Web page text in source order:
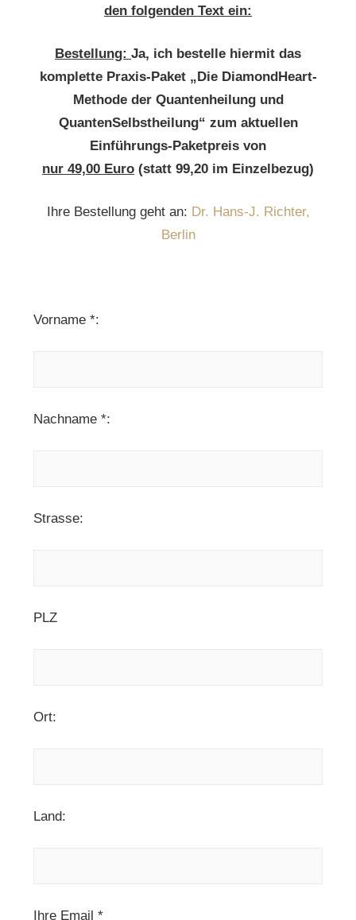
den folgenden Text ein:
Bestellung: Ja, ich bestelle hiermit das
komplette Praxis-Paket „Die DiamondHeart-
Methode der Quantenheilung und
QuantenSelbstheilung“ zum aktuellen
Einführungs-Paketpreis von
nur 49,00 Euro (statt 99,20 im Einzelbezug)
Ihre Bestellung geht an: Dr. Hans-J. Richter,
Berlin
Vorname *:
Nachname *:
Strasse:
PLZ
Ort:
Land:
Ihre Email *